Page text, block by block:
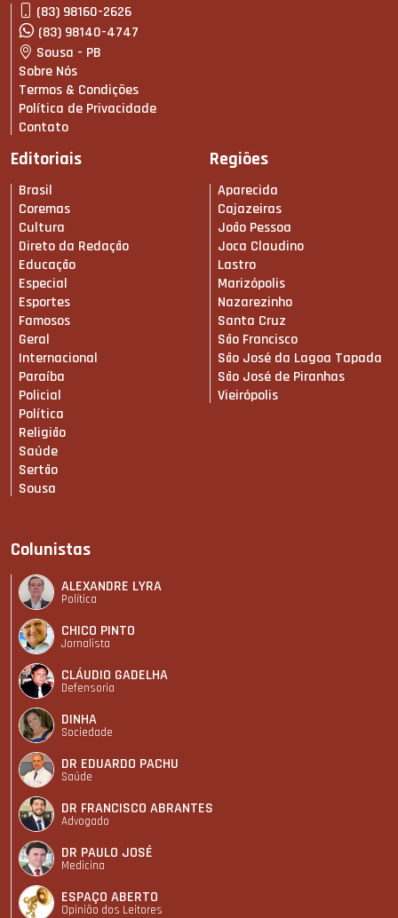
(83) 98160-2626
(83) 98140-4747
Sousa - PB
Sobre Nós
Termos & Condições
Política de Privacidade
Contato
Editoriais
Brasil
Coremas
Cultura
Direto da Redação
Educação
Especial
Esportes
Famosos
Geral
Internacional
Paraíba
Policial
Política
Religião
Saúde
Sertão
Sousa
Regiões
Aparecida
Cajazeiras
João Pessoa
Joca Claudino
Lastro
Marizópolis
Nazarezinho
Santa Cruz
São Francisco
São José da Lagoa Tapada
São José de Piranhas
Vieirópolis
Colunistas
ALEXANDRE LYRA
Política
CHICO PINTO
Jornalista
CLÁUDIO GADELHA
Defensoria
DINHA
Sociedade
DR EDUARDO PACHU
Saúde
DR FRANCISCO ABRANTES
Advogado
DR PAULO JOSÉ
Medicina
ESPAÇO ABERTO
Opinião dos Leitores